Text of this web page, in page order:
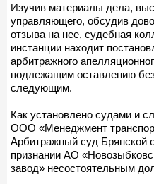
Изучив материалы дела,
управляющего, обсудив
отзыва на нее, судебная
инстанции находит
арбитражного
подлежащим оставлению
следующим.
Как установлено судами и
ООО «Менеджмент
Арбитражный суд Брянской
признании АО
завод» несостоятельным